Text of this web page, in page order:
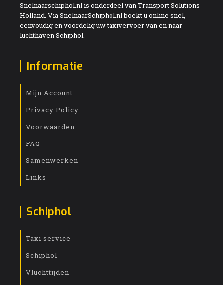
Snelnaarschiphol.nl is onderdeel van Transport Solutions
Holland. Via SnelnaarSchiphol.nl boekt u online snel,
eenvoudig en voordelig uw taxivervoer van en naar
luchthaven Schiphol.
Informatie
Mijn Account
Privacy Policy
Voorwaarden
FAQ
Samenwerken
Links
Schiphol
Taxi service
Schiphol
Vluchttijden